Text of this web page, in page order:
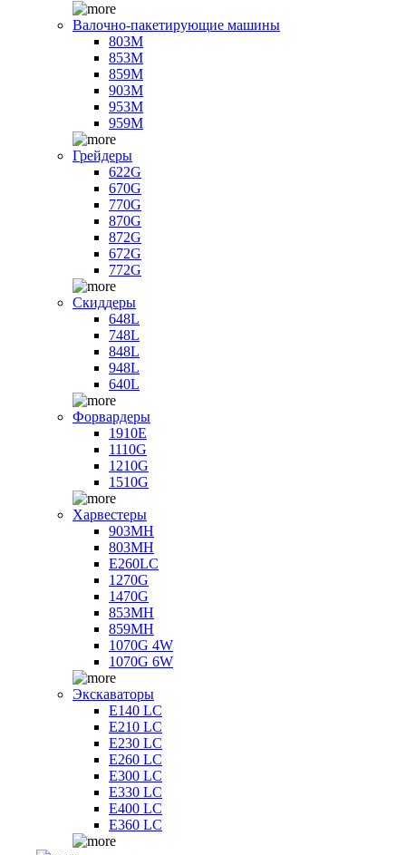
Валочно-пакетирующие машины
803M
853M
859M
903M
953M
959M
Грейдеры
622G
670G
770G
870G
872G
672G
772G
Скиддеры
648L
748L
848L
948L
640L
Форвардеры
1910E
1110G
1210G
1510G
Харвестеры
903MH
803MH
E260LC
1270G
1470G
853MH
859MH
1070G 4W
1070G 6W
Экскаваторы
E140 LC
E210 LC
E230 LC
E260 LC
E300 LC
E330 LC
E400 LC
E360 LC